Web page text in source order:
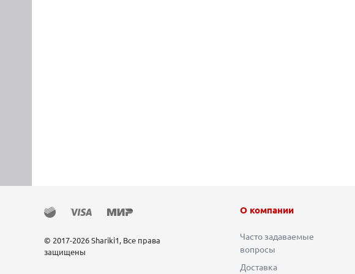
© 2017-2026 Shariki1, Все права
защищены
О компании
Часто задаваемые
вопросы
Доставка